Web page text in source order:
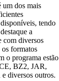
dos mais
tendo
a
com diversos
formatos
o programa estão
BZ2, JAR,
diversos outros.